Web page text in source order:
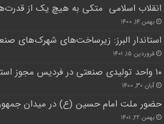
انقلاب اسلامی متکی به هیچ یک از
بهمن ۱۴, ۱۴۰۰
استاندار البرز: زیرساخت‌های شهرک‌های
فروردین ۱۵, ۱۴۰۱
۱۰ واحد تولیدی صنعتی در فردیس مجوز استقرار دریافت کردند
آبان ۳۰, ۱۴۰۰
حضور ملت امام حسین (ع) در میدان
بهمن ۲۲, ۱۴۰۱